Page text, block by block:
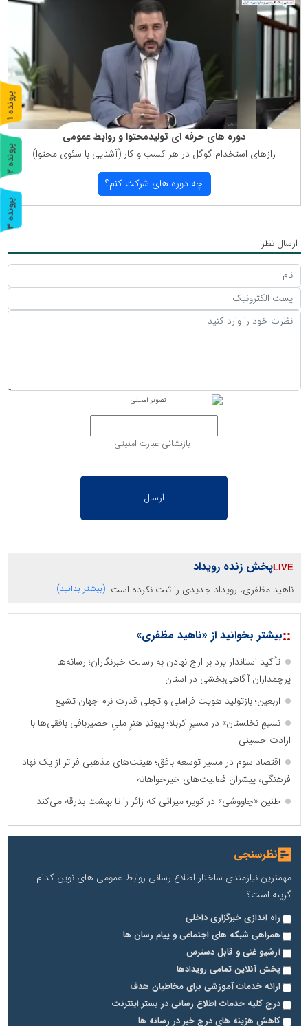
دوره های حرفه ای تولیدمحتوا و روابط عمومی
رازهای استخدام گوگل در هر كسب و كار (آشنایی با سئوی محتوا)
چه دوره های شركت كنم؟
ارسال نظر
بازنشانی عبارت امنیتی
پخش زنده رویداد
ناهید مظفری، رویداد جدیدی را ثبت نکرده است. (بیشتر بدانید)
::بیشتر بخوانید از «ناهید مظفری»
تأکید استاندار یزد بر ارج نهادن به رسالت خبرنگاران؛ رسانه‌ها
پرچمداران آگاهی‌بخشی در استان
اربعین؛ بازتولید هویت فراملی و تجلی قدرت نرم جهان تشیع
نسیمِ نخلستان» در مسیرِ کربلا؛ پیوندِ هنرِ ملیِ حصیربافی بافقی‌ها با
ارادتِ حسینی
اقتصاد سوم در مسیر توسعه بافق؛ هیئت‌های مذهبی فراتر از یک نهاد
فرهنگی، پیشران فعالیت‌های خیرخواهانه
طنین «چاووشی» در کویر؛ میراثی که زائر را تا بهشت بدرقه می‌کند
نظرسنجی
مهمترین نیازمندی ساختار اطلاع رسانی روابط عمومی های نوین کدام
گزینه است؟
راه اندازی خبرگزاری داخلی
همراهی شبکه های اجتماعی و پیام رسان ها
آرشیو غنی و قابل دسترس
پخش آنلاین تمامی رویدادها
ارائه خدمات آموزشی برای مخاطیان هدف
درج کلیه خدمات اطلاع رسانی در بستر اینترنت
کاهش هزینه های درج خبر در رسانه ها
پ
ر
و
ن
د
ه
1
پ
ر
و
ن
د
ه
2
پ
ر
و
ن
د
ه
3